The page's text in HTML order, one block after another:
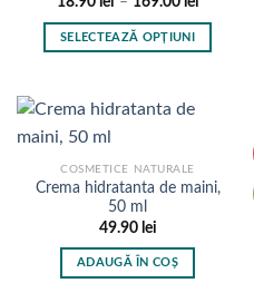
SELECTEAZĂ OPȚIUNI
are
variații.
Opțiunile
pot
fi
alese
COSMETICE NATURALE
Crema hidratanta de maini,
50 ml
49.90 lei
ADAUGĂ ÎN COȘ